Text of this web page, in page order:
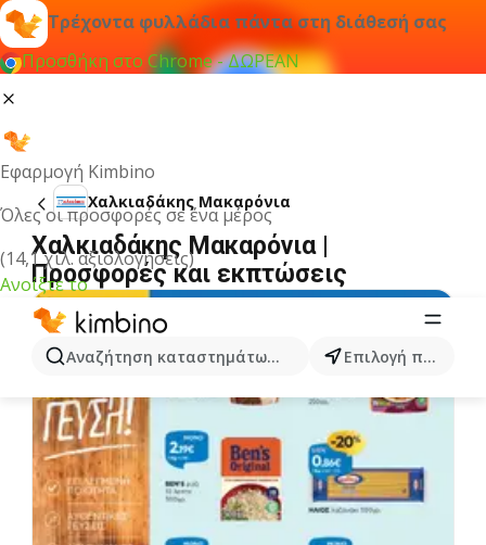
Τρέχοντα φυλλάδια πάντα στη διάθεσή σας
Προσθήκη στο Chrome - ΔΩΡΕΑΝ
Εφαρμογή Kimbino
Όλες οι προσφορές σε ένα μέρος
(14,1 χιλ. αξιολογήσεις)
Ανοίξτε το
Αναζήτηση καταστημάτων, κατηγοριών, προϊόντων...
Επιλογή πόλης
Χαλκιαδάκης Μακαρόνια
Χαλκιαδάκης Μακαρόνια |
Προσφορές και εκπτώσεις